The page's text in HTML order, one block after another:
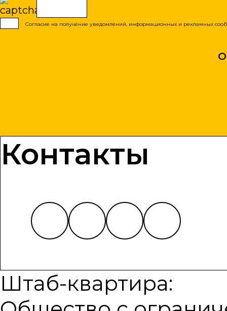
Согласие на получение уведомлений, информационных и рекламных
Контакты
Штаб-квартира: